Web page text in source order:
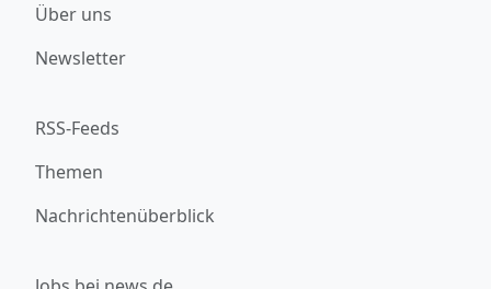
Über uns
Newsletter
RSS-Feeds
Themen
Nachrichtenüberblick